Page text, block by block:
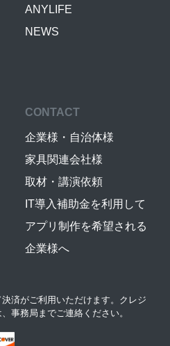
ANYLIFE
NEWS
CONTACT
企業様・自治体様
家具関連会社様
取材・講演依頼
IT導入補助金を利用して
アプリ制作を希望される
企業様へ
済がご利用いただけます。クレジ
事務局までご連絡ください。